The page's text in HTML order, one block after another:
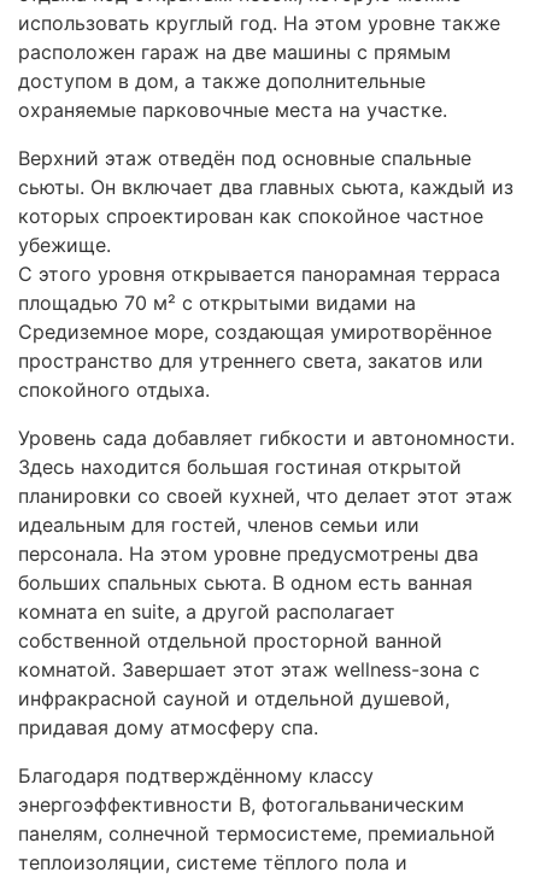
использовать круглый год. На этом уровне также
расположен гараж на две машины с прямым
доступом в дом, а также дополнительные
охраняемые парковочные места на участке.
Верхний этаж отведён под основные спальные
сьюты. Он включает два главных сьюта, каждый из
которых спроектирован как спокойное частное
убежище.
С этого уровня открывается панорамная терраса
площадью 70 м² с открытыми видами на
Средиземное море, создающая умиротворённое
пространство для утреннего света, закатов или
спокойного отдыха.
Уровень сада добавляет гибкости и автономности.
Здесь находится большая гостиная открытой
планировки со своей кухней, что делает этот этаж
идеальным для гостей, членов семьи или
персонала. На этом уровне предусмотрены два
больших спальных сьюта. В одном есть ванная
комната en suite, а другой располагает
собственной отдельной просторной ванной
комнатой. Завершает этот этаж wellness-зона с
инфракрасной сауной и отдельной душевой,
придавая дому атмосферу спа.
Благодаря подтверждённому классу
энергоэффективности B, фотогальваническим
панелям, солнечной термосистеме, премиальной
теплоизоляции, системе тёплого пола и